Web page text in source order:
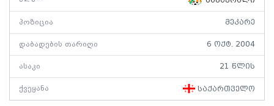
პოზიცია მეკარე
დაბადების თარიღი 6 ოქტ. 2004
ასაკი 21 წლის
ქვეყანა საქართველო